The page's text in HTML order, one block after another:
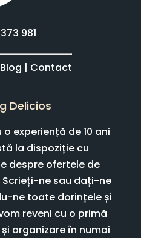
981
Blog | Contact
Delicios
experiență de 10 ani
la dispoziție cu
despre ofertele de
ne sau dați-ne
ne toate dorințele și
reveni cu o primă
organizare în numai